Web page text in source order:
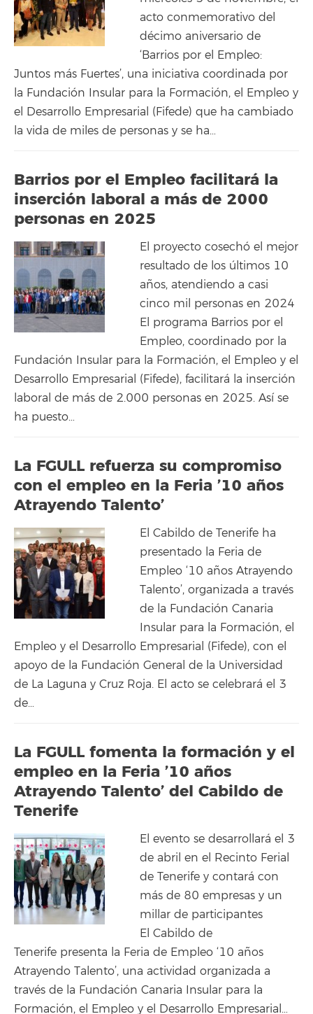
acto conmemorativo del
décimo aniversario de
‘Barrios por el Empleo:
Juntos más Fuertes’, una iniciativa coordinada por
la Fundación Insular para la Formación, el Empleo y
el Desarrollo Empresarial (Fifede) que ha cambiado
la vida de miles de personas y se ha…
Barrios por el Empleo facilitará la
inserción laboral a más de 2000
personas en 2025
El proyecto cosechó el mejor
resultado de los últimos 10
años, atendiendo a casi
cinco mil personas en 2024
El programa Barrios por el
Empleo, coordinado por la
Fundación Insular para la Formación, el Empleo y el
Desarrollo Empresarial (Fifede), facilitará la inserción
laboral de más de 2.000 personas en 2025. Así se
ha puesto…
La FGULL refuerza su compromiso
con el empleo en la Feria ’10 años
Atrayendo Talento’
El Cabildo de Tenerife ha
presentado la Feria de
Empleo ‘10 años Atrayendo
Talento’, organizada a través
de la Fundación Canaria
Insular para la Formación, el
Empleo y el Desarrollo Empresarial (Fifede), con el
apoyo de la Fundación General de la Universidad
de La Laguna y Cruz Roja. El acto se celebrará el 3
de…
La FGULL fomenta la formación y el
empleo en la Feria ’10 años
Atrayendo Talento’ del Cabildo de
Tenerife
El evento se desarrollará el 3
de abril en el Recinto Ferial
de Tenerife y contará con
más de 80 empresas y un
millar de participantes
El Cabildo de
Tenerife presenta la Feria de Empleo ‘10 años
Atrayendo Talento’, una actividad organizada a
través de la Fundación Canaria Insular para la
Formación, el Empleo y el Desarrollo Empresarial…